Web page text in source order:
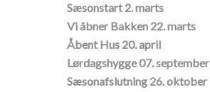
Sæsonstart 2. marts
Vi åbner Bakken 22. marts
Åbent Hus 20. april
Lørdagshygge 07. september
Sæsonafslutning 26. oktober